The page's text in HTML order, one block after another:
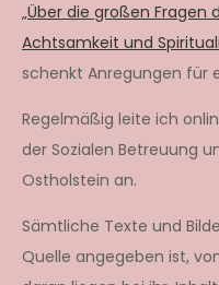
„Über die großen Fragen
Achtsamkeit und
schenkt Anregungen für
Regelmäßig leite ich
der Sozialen Betreuung
Ostholstein an.
Sämtliche Texte und
Quelle angegeben ist,